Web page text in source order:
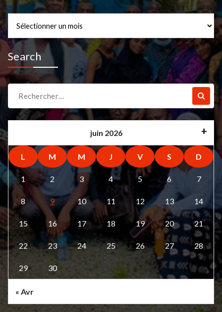
Search
pour :
juin 2026
L M M J V S D
1 2 3 4 5 6 7
8 9 10 11 12 13 14
15 16 17 18 19 20 21
22 23 24 25 26 27 28
29 30
« Avr